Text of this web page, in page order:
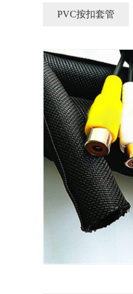
PVC按扣套管